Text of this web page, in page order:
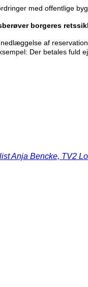
med offentlige
borgeres
af
Der betales fuld
Anja Bencke, TV2